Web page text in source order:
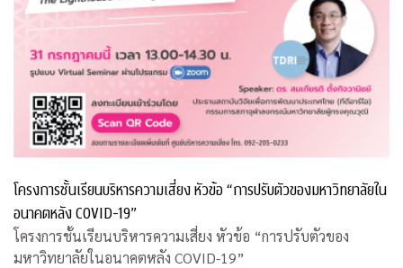
โครงการชั้นเรียนบริหารความเสี่ยง หัวข้อ “การปรับตัวของมหาวิทยาลัยใน
อนาคตหลัง COVID-19”
โครงการชั้นเรียนบริหารความเสี่ยง หัวข้อ “การปรับตัวของ
มหาวิทยาลัยในอนาคตหลัง COVID-19”